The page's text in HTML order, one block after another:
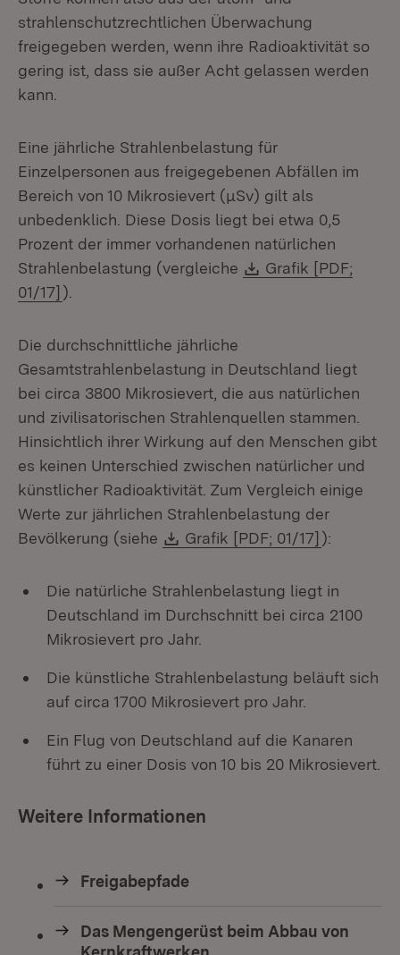
strahlenschutzrechtlichen Überwachung
freigegeben werden, wenn ihre Radioaktivität so
gering ist, dass sie außer Acht gelassen werden
kann.
Eine jährliche Strahlenbelastung für
Einzelpersonen aus freigegebenen Abfällen im
Bereich von 10 Mikrosievert (μSv) gilt als
unbedenklich. Diese Dosis liegt bei etwa 0,5
Prozent der immer vorhandenen natürlichen
Strahlenbelastung (vergleiche
Download:
Grafik [PDF;
01/17] (Öffnet in neuem Fenster)
).
Die durchschnittliche jährliche
Gesamtstrahlenbelastung in Deutschland liegt
bei circa 3800 Mikrosievert, die aus natürlichen
und zivilisatorischen Strahlenquellen stammen.
Hinsichtlich ihrer Wirkung auf den Menschen gibt
es keinen Unterschied zwischen natürlicher und
künstlicher Radioaktivität. Zum Vergleich einige
Werte zur jährlichen Strahlenbelastung der
Bevölkerung (siehe
Download:
Grafik [PDF; 01/17] (Öffnet in
):
Die natürliche Strahlenbelastung liegt in
Deutschland im Durchschnitt bei circa 2100
Mikrosievert pro Jahr.
Die künstliche Strahlenbelastung beläuft sich
auf circa 1700 Mikrosievert pro Jahr.
Ein Flug von Deutschland auf die Kanaren
führt zu einer Dosis von 10 bis 20 Mikrosievert.
Weitere Informationen
Freigabepfade
Das Mengengerüst beim Abbau von